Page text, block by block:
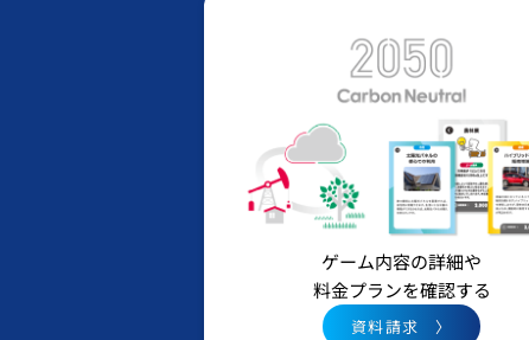
ゲーム内容の詳細や
料金プランを確認する
資料請求 〉